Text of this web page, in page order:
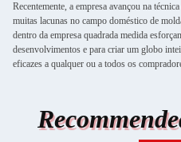
Recentemente, a empresa avançou na
muitas lacunas no campo doméstico de
dentro da empresa quadrada medida
desenvolvimentos e para criar um globo
eficazes a qualquer ou a todos os